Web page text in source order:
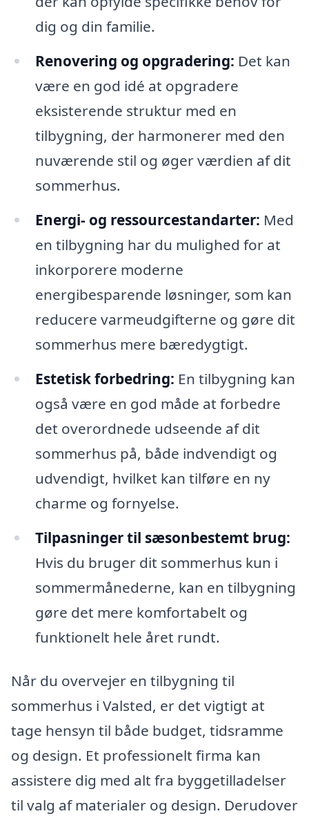
dig og din familie.
Renovering og opgradering: Det kan
være en god idé at opgradere
eksisterende struktur med en
tilbygning, der harmonerer med den
nuværende stil og øger værdien af dit
sommerhus.
Energi- og ressourcestandarter: Med
en tilbygning har du mulighed for at
inkorporere moderne
energibesparende løsninger, som kan
reducere varmeudgifterne og gøre dit
sommerhus mere bæredygtigt.
Estetisk forbedring: En tilbygning kan
også være en god måde at forbedre
det overordnede udseende af dit
sommerhus på, både indvendigt og
udvendigt, hvilket kan tilføre en ny
charme og fornyelse.
Tilpasninger til sæsonbestemt brug:
Hvis du bruger dit sommerhus kun i
sommermånederne, kan en tilbygning
gøre det mere komfortabelt og
funktionelt hele året rundt.
Når du overvejer en tilbygning til
sommerhus i Valsted, er det vigtigt at
tage hensyn til både budget, tidsramme
og design. Et professionelt firma kan
assistere dig med alt fra byggetilladelser
til valg af materialer og design. Derudover